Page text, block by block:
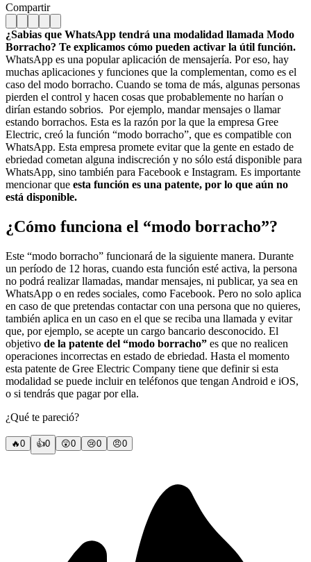
Compartir
¿Sabias que WhatsApp tendrá una modalidad llamada Modo
Borracho? Te explicamos cómo pueden activar la útil función.
WhatsApp es una popular aplicación de mensajería. Por eso, hay
muchas aplicaciones y funciones que la complementan, como es el
caso del modo borracho. Cuando se toma de más, algunas personas
pierden el control y hacen cosas que probablemente no harían o
dirían estando sobrios. Por ejemplo, mandar mensajes o llamar
estando borrachos. Esta es la razón por la que la empresa Gree
Electric, creó la función “modo borracho”, que es compatible con
WhatsApp. Esta empresa promete evitar que la gente en estado de
ebriedad cometan alguna indiscreción y no sólo está disponible para
WhatsApp, sino también para Facebook e Instagram. Es importante
mencionar que esta función es una patente, por lo que aún no
está disponible.
¿Cómo funciona el “modo borracho”?
Este “modo borracho” funcionará de la siguiente manera. Durante
un período de 12 horas, cuando esta función esté activa, la persona
no podrá realizar llamadas, mandar mensajes, ni publicar, ya sea en
WhatsApp o en redes sociales, como Facebook. Pero no solo aplica
en caso de que pretendas contactar con una persona que no quieres,
también aplica en un caso en el que se reciba una llamada y evitar
que, por ejemplo, se acepte un cargo bancario desconocido. El
objetivo de la patente del “modo borracho” es que no realicen
operaciones incorrectas en estado de ebriedad. Hasta el momento
esta patente de Gree Electric Company tiene que definir si esta
modalidad se puede incluir en teléfonos que tengan Android e iOS,
o si tendrás que pagar por ella.
¿Qué te pareció?
🔥0 👍0 😲0 😢0 😠0